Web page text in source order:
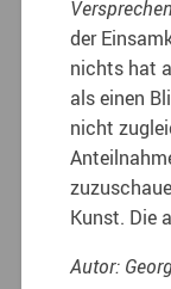
Versprechen
der
nichts hat
als einen
nicht
Kunst. Die
Autor: